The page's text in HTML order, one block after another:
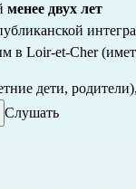
менее двух лет
в Loir-et-Cher
дети,
Слушать